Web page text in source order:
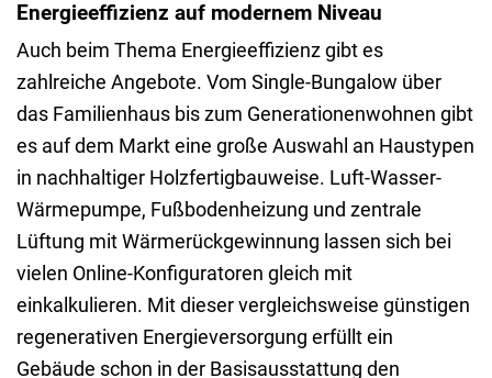
Energieeffizienz auf modernem Niveau
Auch beim Thema Energieeffizienz gibt es
zahlreiche Angebote. Vom Single-Bungalow über
das Familienhaus bis zum Generationenwohnen gibt
es auf dem Markt eine große Auswahl an Haustypen
in nachhaltiger Holzfertigbauweise. Luft-Wasser-
Wärmepumpe, Fußbodenheizung und zentrale
Lüftung mit Wärmerückgewinnung lassen sich bei
vielen Online-Konfiguratoren gleich mit
einkalkulieren. Mit dieser vergleichsweise günstigen
regenerativen Energieversorgung erfüllt ein
Gebäude schon in der Basisausstattung den